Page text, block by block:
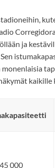
ja
kaikille
000